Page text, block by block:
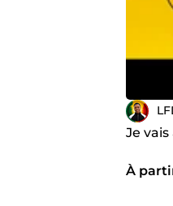
Je
À